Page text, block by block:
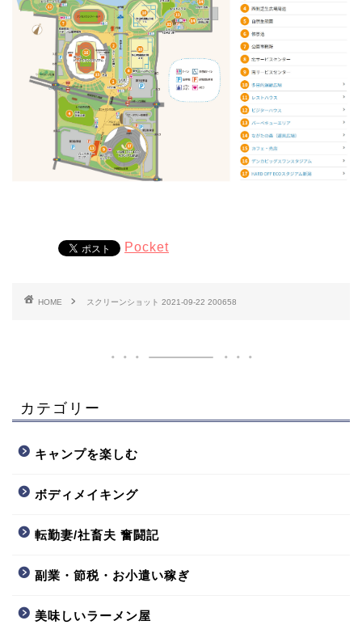
Pocket
HOME スクリーンショット 2021-09-22 200658
カテゴリー
キャンプを楽しむ
ボディメイキング
転勤妻/社畜夫 奮闘記
副業・節税・お小遣い稼ぎ
美味しいラーメン屋